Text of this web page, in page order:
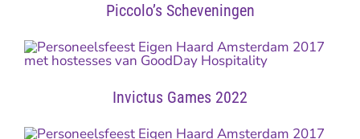
Piccolo’s Scheveningen
Invictus Games 2022